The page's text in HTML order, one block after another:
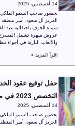
14 أغسطس، 2025
بحضور صاحب السمو الملكي
العزيز آل سعود، أمير
عروض مبهرة تشمل المسرح
والألعاب النارية في أجواء
اقرأ المزيد >
حفل توقيع عقود
التخصص 2023 في ميناء الملك عبد العزيز
14 أغسطس، 2025
بحضور صاحب السمو الملكي
العزيز آل سعود، أمير